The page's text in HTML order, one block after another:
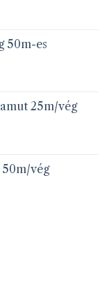
50m-es
25m/vég
vég